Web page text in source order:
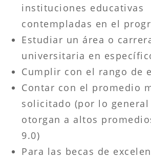
instituciones educativas
contempladas en el
Estudiar un área o
universitaria en
Cumplir con el rango de
Contar con el promedio
solicitado (por lo general
otorgan a altos
9.0)
Para las becas de